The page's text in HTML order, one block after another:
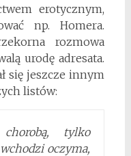
erotycznym,
np. Homera.
rozmowa
urodę adresata.
się jeszcze innym
listów:
tylko
oczyma,